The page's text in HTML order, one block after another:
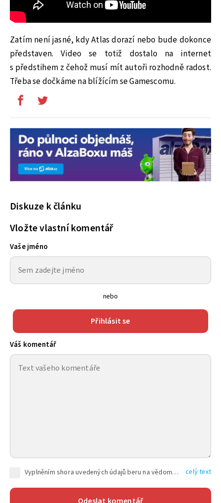
Zatím není jasné, kdy Atlas dorazí nebo bude dokonce
představen. Video se totiž dostalo na internet
s předstihem z čehož musí mít autoři rozhodně radost.
Třeba se dočkáme na blížícím se Gamescomu.
Diskuze k článku
Vložte vlastní komentář
Vaše jméno
nebo
Přihlásit se
Váš komentář
Vyplněním shora uvedených údajů beru na vědomí, že společnost TEXT FACTORY s.r.o., sídlem Brno, Durďákova 336/29, Černá Pole, PSČ: 613 00, IČ: 06157831, zapsané u Krajského soudu v Brně, oddíl C, vložka 100399, bude zpracovávat mé osobní údaje uvedené v rámci mnou vyplněného registračního formuláře na základě oprávněných zájmů TEXT FACTORY s.r.o. dle čl. 6 odst. 1 písm. f) GDPR a pro splnění právních povinností (čl. 6 odst. 1 písm. c) GDPR), a to pro tyto účely: nezbytnost zajistit oprávnění návštěvníka webových stránek provozovaných společností TEXT FACTORY s.r.o. přispívat aktivně ke zveřejněným článkům nebo v rámci diskusních fór a výkon práv TEXT FACTORY s.r.o. jako administrátora těchto diskusních fór. Více informací o zpracování osobních údajů a právech lze nalézt v celý text